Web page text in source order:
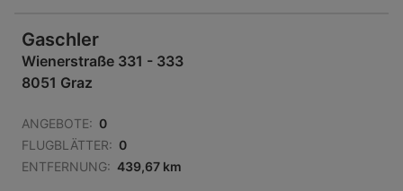
Gaschler
Wienerstraße 331 - 333
8051 Graz
ANGEBOTE: 0
FLUGBLÄTTER: 0
ENTFERNUNG: 439,67 km